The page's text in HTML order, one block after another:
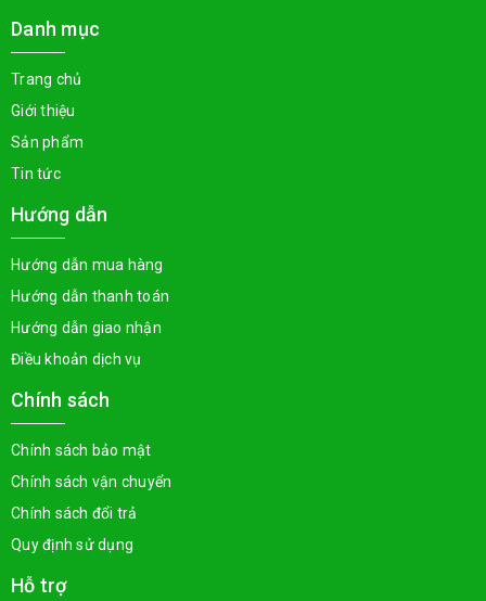
Danh mục
Trang chủ
Giới thiệu
Sản phẩm
Tin tức
Hướng dẫn
Hướng dẫn mua hàng
Hướng dẫn thanh toán
Hướng dẫn giao nhận
Điều khoản dịch vụ
Chính sách
Chính sách bảo mật
Chính sách vận chuyển
Chính sách đổi trả
Quy định sử dụng
Hỗ trợ